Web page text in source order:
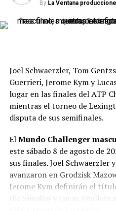
By La Ventana
Joel Schwaerzler, Tom
Guerrieri, Jerome Kym y
lugar en las finales del ATP
mientras el torneo de
disputa de sus semifinales.
ElMundo Challenger
este sábado 8 de agosto de
sus finales. Joel Schwaerzler
avanzaron en Grodzisk
Jerome Kym definirán el